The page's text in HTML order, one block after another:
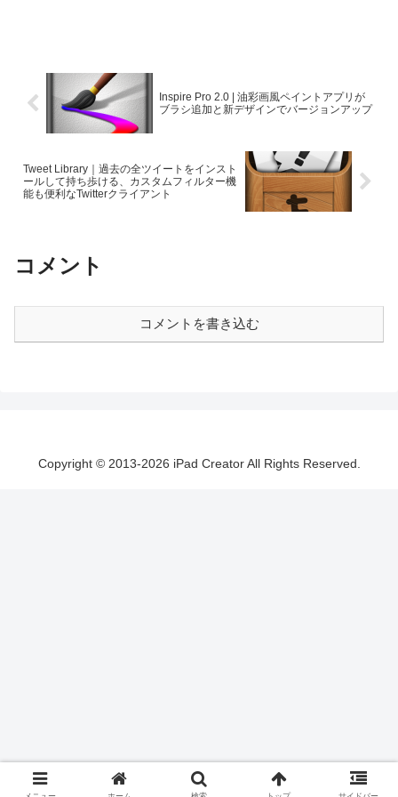
Inspire Pro 2.0 | 油彩画風ペイントアプリが
ブラシ追加と新デザインでバージョンアップ
Tweet Library｜過去の全ツイートをインスト
ールして持ち歩ける、カスタムフィルター機
能も便利なTwitterクライアント
コメント
コメントを書き込む
Copyright © 2013-2026 iPad Creator All Rights Reserved.